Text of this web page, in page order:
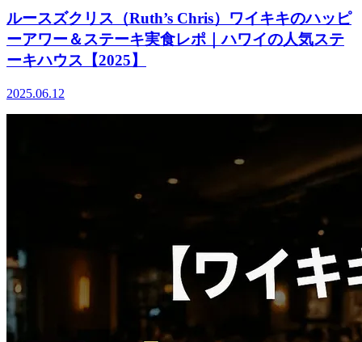
ルースズクリス（Ruth’s Chris）ワイキキのハッピ
ーアワー＆ステーキ実食レポ｜ハワイの人気ステ
ーキハウス【2025】
2025.06.12